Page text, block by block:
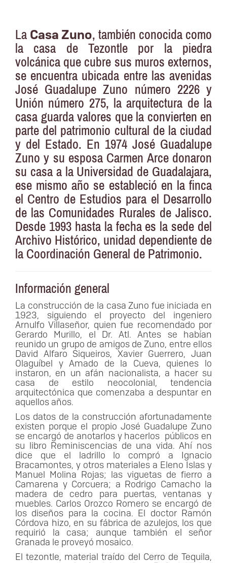
La Casa Zuno, también conocida como
la casa de Tezontle por la piedra
volcánica que cubre sus muros externos,
se encuentra ubicada entre las avenidas
José Guadalupe Zuno número 2226 y
Unión número 275, la arquitectura de la
casa guarda valores que la convierten en
parte del patrimonio cultural de la ciudad
y del Estado. En 1974 José Guadalupe
Zuno y su esposa Carmen Arce donaron
su casa a la Universidad de Guadalajara,
ese mismo año se estableció en la finca
el Centro de Estudios para el Desarrollo
de las Comunidades Rurales de Jalisco.
Desde 1993 hasta la fecha es la sede del
Archivo Histórico, unidad dependiente de
la Coordinación General de Patrimonio.
Información general
La construcción de la casa Zuno fue iniciada en
1923, siguiendo el proyecto del ingeniero
Arnulfo Villaseñor, quien fue recomendado por
Gerardo Murillo, el Dr. Atl. Antes se habían
reunido un grupo de amigos de Zuno, entre ellos
David Alfaro Siqueiros, Xavier Guerrero, Juan
Olaguíbel y Amado de la Cueva, quienes lo
instaron, en un afán nacionalista, a hacer su
casa de estilo neocolonial, tendencia
arquitectónica que comenzaba a despuntar en
aquellos años.
Los datos de la construcción afortunadamente
existen porque el propio José Guadalupe Zuno
se encargó de anotarlos y hacerlos públicos en
su libro Reminiscencias de una vida. Ahí nos
dice que el ladrillo lo compró a Ignacio
Bracamontes, y otros materiales a Eleno Islas y
Manuel Molina Rojas; las viguetas de fierro a
Camarena y Corcuera; a Rodrigo Camacho la
madera de cedro para puertas, ventanas y
muebles. Carlos Orozco Romero se encargó de
los diseños para la cocina. El doctor Ramón
Córdova hizo, en su fábrica de azulejos, los que
requirió la casa; aunque también el señor
Granada le proveyó mosaico.
El tezontle, material traído del Cerro de Tequila,